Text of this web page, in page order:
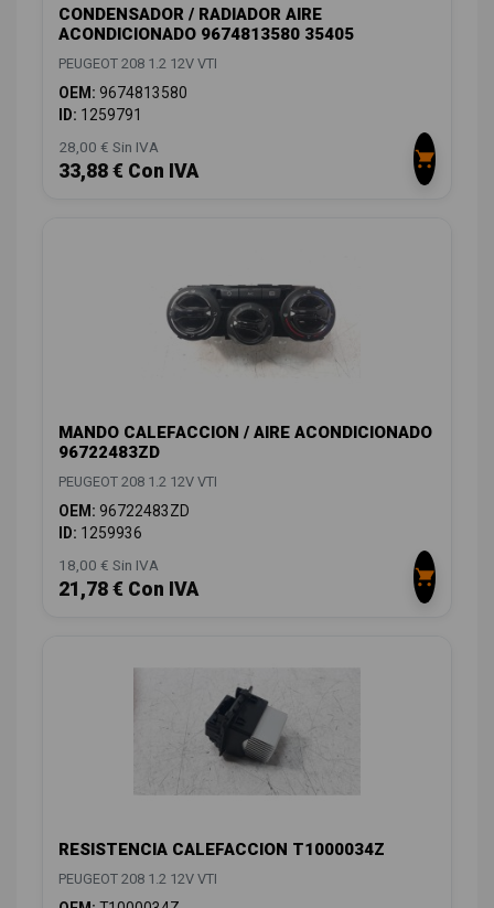
CONDENSADOR / RADIADOR AIRE
ACONDICIONADO 9674813580 35405
PEUGEOT 208 1.2 12V VTI
OEM: 9674813580
ID: 1259791
28,00 € Sin IVA
33,88 € Con IVA
MANDO CALEFACCION / AIRE ACONDICIONADO
96722483ZD
PEUGEOT 208 1.2 12V VTI
OEM: 96722483ZD
ID: 1259936
18,00 € Sin IVA
21,78 € Con IVA
RESISTENCIA CALEFACCION T1000034Z
PEUGEOT 208 1.2 12V VTI